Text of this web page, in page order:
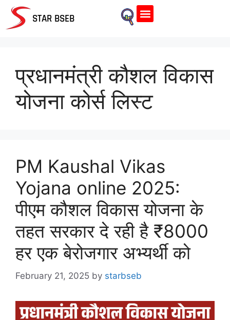
STAR BSEB
प्रधानमंत्री कौशल विकास
योजना कोर्स लिस्ट
PM Kaushal Vikas
Yojana online 2025:
पीएम कौशल विकास योजना के
तहत सरकार दे रही है ₹8000
हर एक बेरोजगार अभ्यर्थी को
February 21, 2025 by starbseb